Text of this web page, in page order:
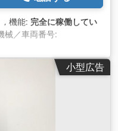
, 機能: 完全に稼働してい
械／車両番号:
するデモ ツール インベ
ス高トルクレンチ
テリー 2 個 (36 V 2.5 Ah)
Tbz Degxerf アイドリン
: 300～1300 Nm 作動
チ四方 長さ: 318 mm バ
重量: 5.3 kg 工業製造お
小型広告